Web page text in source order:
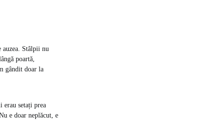
auzea. Stâlpii nu
poartă,
gândit doar la
erau setați prea
e doar neplăcut, e